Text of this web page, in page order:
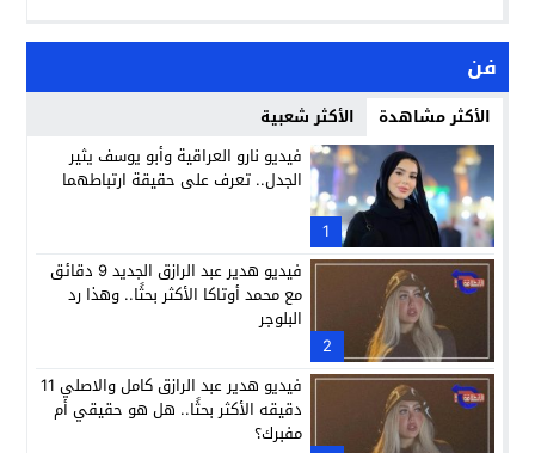
فن
الأكثر مشاهدة الأكثر شعبية
1
فيديو نارو العراقية وأبو يوسف يثير
الجدل.. تعرف على حقيقة ارتباطهما
2
فيديو هدير عبد الرازق الجديد 9 دقائق
مع محمد أوتاكا الأكثر بحثًا.. وهذا رد
البلوجر
فيديو هدير عبد الرازق كامل والاصلي 11
دقيقه الأكثر بحثًا.. هل هو حقيقي أم
مفبرك؟